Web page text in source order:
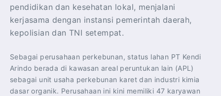
pendidikan dan kesehatan lokal, menjalani
kerjasama dengan instansi pemerintah daerah,
kepolisian dan TNI setempat.
Sebagai perusahaan perkebunan, status lahan PT Kendi
Arindo berada di kawasan areal peruntukan lain (APL)
sebagai unit usaha perkebunan karet dan industri kimia
dasar organik. Perusahaan ini kini memiliki 47 karyawan